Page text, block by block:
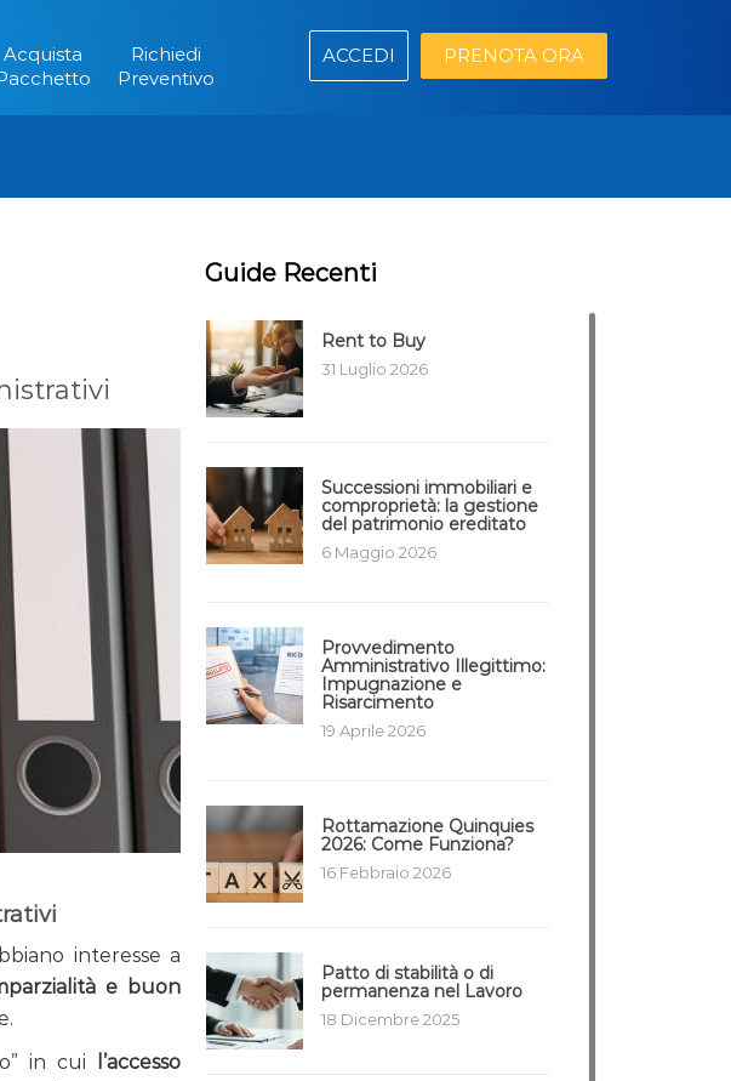
Acquista
Richiedi
Preventivo
ACCEDI PRENOTA ORA
interesse a
e buon
in cui
l’accesso
Guide Recenti
Rent to Buy
31 Luglio 2026
Successioni immobiliari e
comproprietà: la gestione
del patrimonio ereditato
6 Maggio 2026
Provvedimento
Amministrativo Illegittimo:
Impugnazione e
Risarcimento
19 Aprile 2026
Rottamazione Quinquies
2026: Come Funziona?
16 Febbraio 2026
Patto di stabilità o di
permanenza nel Lavoro
18 Dicembre 2025